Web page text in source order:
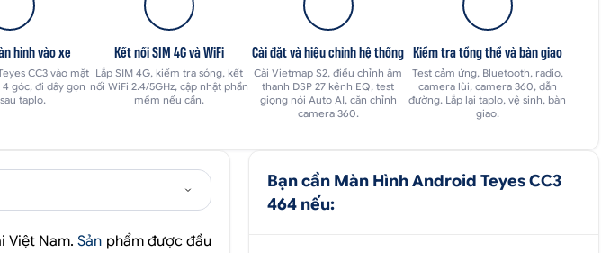
hình vào xe
CC3 vào mặt
góc, đi dây gọn
taplo.
Kết nối SIM 4G và WiFi
Lắp SIM 4G, kiểm tra sóng, kết
nối WiFi 2.4/5GHz, cập nhật phần
mềm nếu cần.
Cài đặt và hiệu chỉnh hệ thống
Cài Vietmap S2, điều chỉnh âm
thanh DSP 27 kênh EQ, test
giọng nói Auto AI, căn chỉnh
camera 360.
Kiểm tra tổng thể và bàn giao
Test cảm ứng, Bluetooth, radio,
camera lùi, camera 360, dẫn
đường. Lắp lại taplo, vệ sinh, bàn
giao.
Việt Nam.Sản phẩm được đầu
Bạn cần Màn Hình Android Teyes CC3
464 nếu: